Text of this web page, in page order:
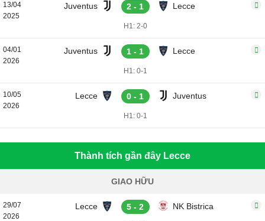
13/04
2025
Juventus 2 - 1 Lecce
H1: 2-0
04/01
2026
Juventus 1 - 1 Lecce
H1: 0-1
10/05
2026
Lecce 0 - 1 Juventus
H1: 0-1
Thành tích gần đây Lecce
GIAO HỮU
29/07
2026
Lecce 5 - 2 NK Bistrica